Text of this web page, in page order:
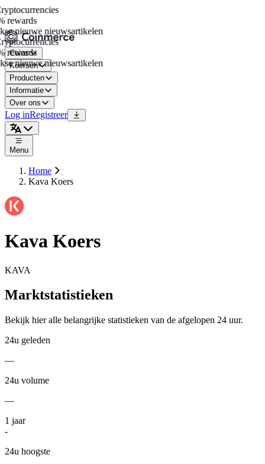
nieuwe nieuwsartikelen
nieuwe nieuwsartikelen
Coins
Koersen
Producten
Informatie
Over ons
Log inRegistreer
Menu
Home
Kava Koers
Kava Koers
KAVA
Marktstatistieken
Bekijk hier alle belangrijke statistieken van de afgelopen 24 uur.
24u geleden
—
24u volume
—
1 jaar
-
24u hoogste